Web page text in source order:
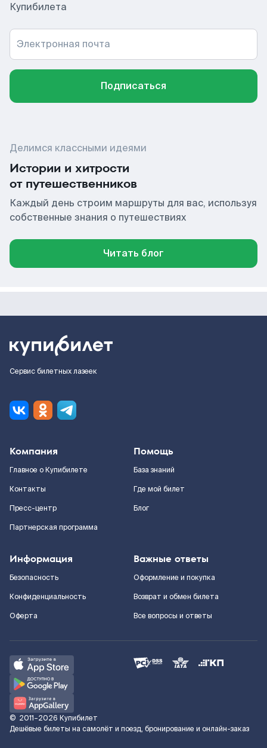
Купибилета
Электронная почта
Подписаться
Делимся классными идеями
Истории и хитрости
от путешественников
Каждый день строим маршруты для вас, используя
собственные знания о путешествиях
Читать блог
Сервис билетных лазеек
Компания
Главное о Купибилете
Контакты
Пресс-центр
Партнерская программа
Помощь
База знаний
Где мой билет
Блог
Информация
Безопасность
Конфиденциальность
Оферта
Важные ответы
Оформление и покупка
Возврат и обмен билета
Все вопросы и ответы
© 2011–2026 Купибилет
Дешёвые билеты на самолёт и поезд, бронирование и онлайн-заказ